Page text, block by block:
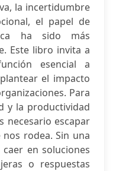
la incertidumbre
el papel de
ha sido más
Este libro invita a
esencial a
el impacto
Para
y la productividad
necesario escapar
rodea. Sin una
en soluciones
o respuestas